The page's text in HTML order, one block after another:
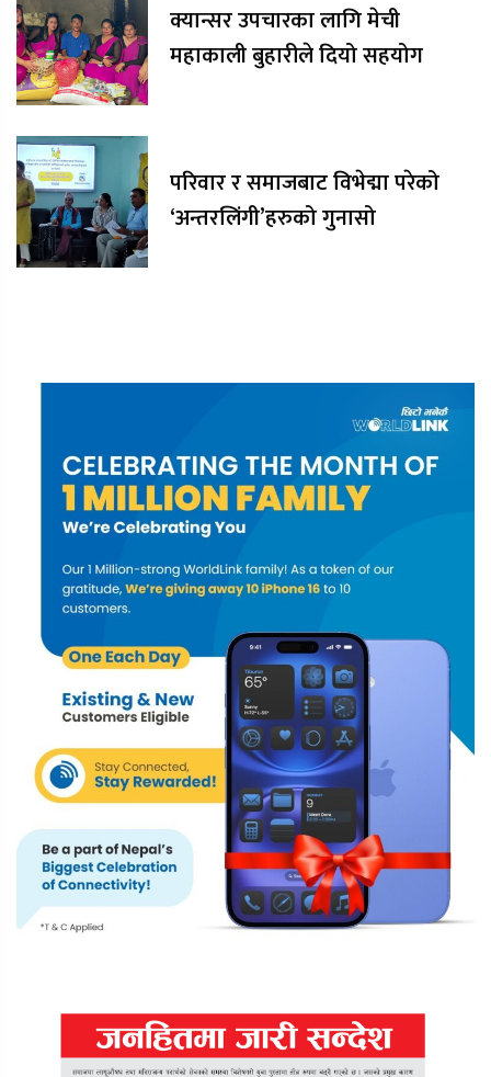
क्यान्सर उपचारका लागि मेची
महाकाली बुहारीले दियो सहयोग
परिवार र समाजबाट विभेद्मा परेको
‘अन्तरलिंगी’हरुको गुनासो